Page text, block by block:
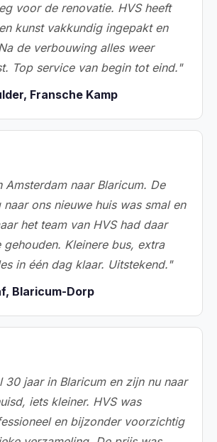
voor de renovatie. HVS heeft
kunst vakkundig ingepakt en
de verbouwing alles weer
Top service van begin tot eind."
Fransche Kamp
Amsterdam naar Blaricum. De
ons nieuwe huis was smal en
het team van HVS had daar
gehouden. Kleinere bus, extra
in één dag klaar. Uitstekend."
Blaricum-Dorp
30 jaar in Blaricum en zijn nu naar
iets kleiner. HVS was
en bijzonder voorzichtig